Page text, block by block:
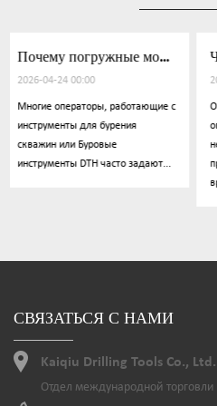
Почему погружные молоты теряют силу удара
с
Что вызывает низкую пенетрацию при бурении скважин
2026-04-17 00:00
Операторы часто сообщают об
опасениях по поводу
неожиданного снижения
производительности бурения во
СВЯЗАТЬСЯ С НАМИ
Kaiqiu Drilling Tools Co., Ltd.
Отдел международной торговли